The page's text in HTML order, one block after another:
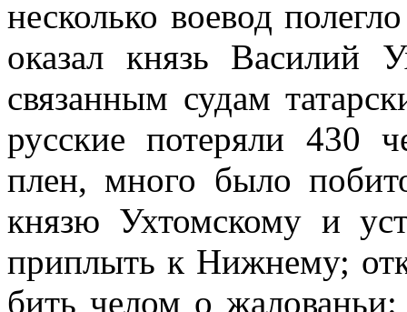
несколько воевод
оказал князь Василий
связанным судам
русские потеряли 430
плен, много было
князю Ухтомскому и
приплыть к Нижнему;
бить челом о